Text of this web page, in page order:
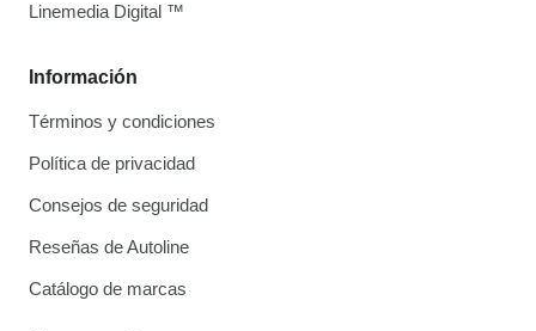
Información
Términos y condiciones
Política de privacidad
Consejos de seguridad
Reseñas de Autoline
Catálogo de marcas
Linemedia Digital ™